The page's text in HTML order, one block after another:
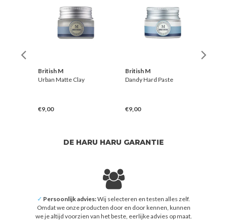
British M
Urban Matte Clay
€9,00
British M
Dandy Hard Paste
€9,00
DE HARU HARU GARANTIE
✓ Persoonlijk advies:Wij selecteren en testen alles zelf.
Omdat we onze producten door en door kennen, kunnen
we je altijd voorzien van het beste, eerlijke advies op maat.